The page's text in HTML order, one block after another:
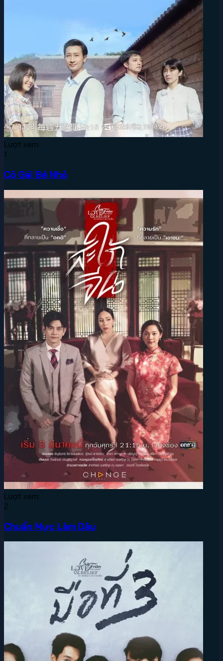
Lượt xem:
1
Cô Gái Bé Nhỏ
Lượt xem:
2
Chuẩn Mực Làm Dâu